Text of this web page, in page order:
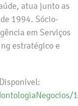
atua junto as
1994. Sócio-
em Serviços
estratégico e